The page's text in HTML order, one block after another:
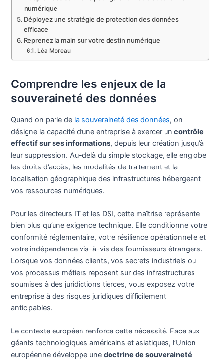
numérique
Déployez une stratégie de protection des données
efficace
Reprenez la main sur votre destin numérique
Léa Moreau
Comprendre les enjeux de la
souveraineté des données
Quand on parle de la souveraineté des données, on
désigne la capacité d’une entreprise à exercer un contrôle
effectif sur ses informations, depuis leur création jusqu’à
leur suppression. Au-delà du simple stockage, elle englobe
les droits d’accès, les modalités de traitement et la
localisation géographique des infrastructures hébergeant
vos ressources numériques.
Pour les directeurs IT et les DSI, cette maîtrise représente
bien plus qu’une exigence technique. Elle conditionne votre
conformité réglementaire, votre résilience opérationnelle et
votre indépendance vis-à-vis des fournisseurs étrangers.
Lorsque vos données clients, vos secrets industriels ou
vos processus métiers reposent sur des infrastructures
soumises à des juridictions tierces, vous exposez votre
entreprise à des risques juridiques difficilement
anticipables.
Le contexte européen renforce cette nécessité. Face aux
géants technologiques américains et asiatiques, l’Union
européenne développe unedoctrine de souveraineté